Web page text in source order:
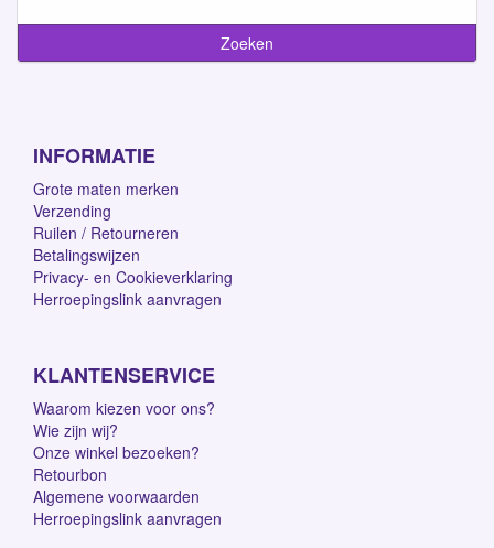
INFORMATIE
Grote maten merken
Verzending
Ruilen / Retourneren
Betalingswijzen
Privacy- en Cookieverklaring
Herroepingslink aanvragen
KLANTENSERVICE
Waarom kiezen voor ons?
Wie zijn wij?
Onze winkel bezoeken?
Retourbon
Algemene voorwaarden
Herroepingslink aanvragen